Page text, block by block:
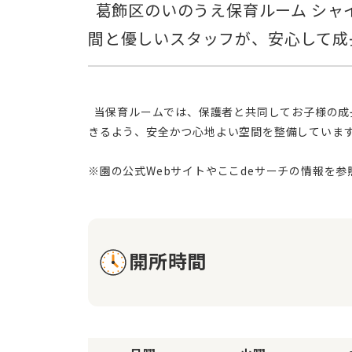
きるよう、安全かつ心地よい空間を整備していま
開所時間